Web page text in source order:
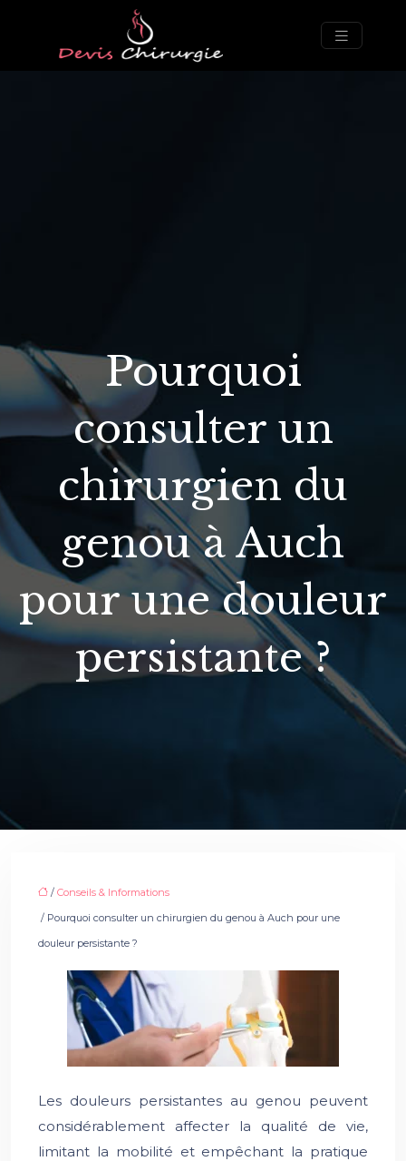
Pourquoi
consulter un
chirurgien du
genou à Auch
pour une douleur
persistante ?
/ Conseils & Informations
/ Pourquoi consulter un chirurgien du genou à Auch pour une
douleur persistante ?
Les douleurs persistantes au genou peuvent
considérablement affecter la qualité de vie,
limitant la mobilité et empêchant la pratique